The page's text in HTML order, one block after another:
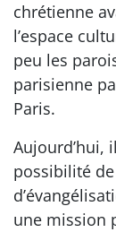
chrétienne
l’espace
peu les
parisienne
Paris.
Aujourd’hui,
possibilité
une mission